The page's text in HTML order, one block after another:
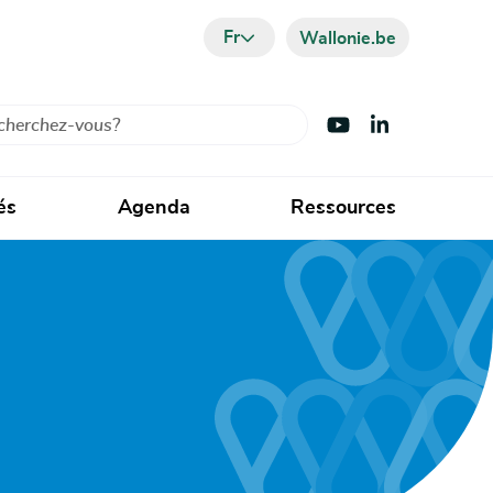
Fr Wallonie.be
Visiter Youtube
Visiter LinkedIn
Agenda Ressources